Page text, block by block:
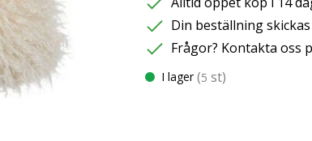
Din beställning
Frågor? Kontakta oss
I lager (5 st)